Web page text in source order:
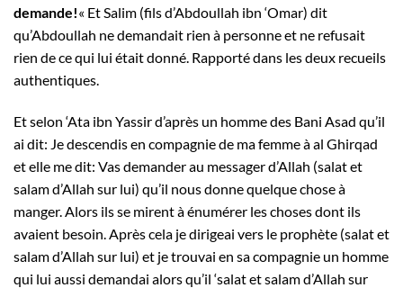
demande!« Et Salim (fils d’Abdoullah ibn ‘Omar) dit
qu’Abdoullah ne demandait rien à personne et ne refusait
rien de ce qui lui était donné. Rapporté dans les deux recueils
authentiques.
Et selon ‘Ata ibn Yassir d’après un homme des Bani Asad qu’il
ai dit: Je descendis en compagnie de ma femme à al Ghirqad
et elle me dit: Vas demander au messager d’Allah (salat et
salam d’Allah sur lui) qu’il nous donne quelque chose à
manger. Alors ils se mirent à énumérer les choses dont ils
avaient besoin. Après cela je dirigeai vers le prophète (salat et
salam d’Allah sur lui) et je trouvai en sa compagnie un homme
qui lui aussi demandai alors qu’il ‘salat et salam d’Allah sur